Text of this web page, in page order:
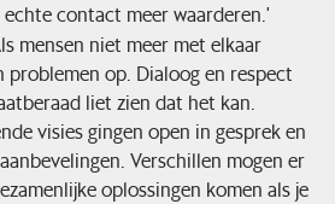
contact meer waarderen.'
mensen niet meer met elkaar
problemen op. Dialoog en respect
liet zien dat het kan.
visies gingen open in gesprek en
Verschillen mogen er
oplossingen komen als je